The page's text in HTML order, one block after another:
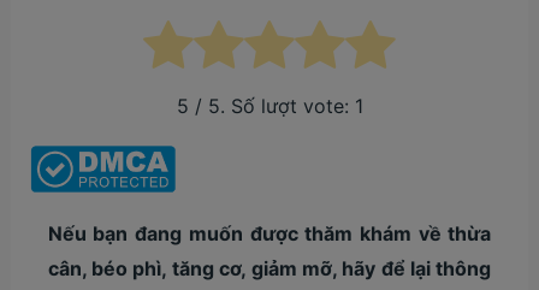
5 / 5. Số lượt vote: 1
Nếu bạn đang muốn được thăm khám về thừa
cân, béo phì, tăng cơ, giảm mỡ, hãy để lại thông